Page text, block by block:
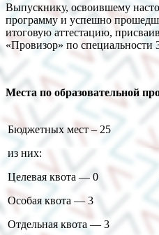
Выпускнику, освоившему
программу и успешно
итоговую аттестацию,
«Провизор» по специальности
Места по образовательной
Бюджетных мест – 25
из них:
Целевая квота — 0
Особая квота — 3
Отдельная квота — 3